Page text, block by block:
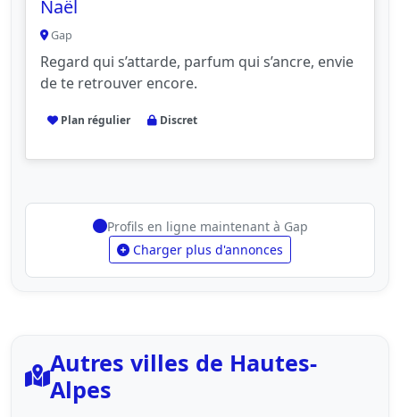
Naël
Gap
Regard qui s’attarde, parfum qui s’ancre, envie
de te retrouver encore.
Plan régulier Discret
Profils en ligne maintenant à Gap
Charger plus d'annonces
Autres villes de Hautes-
Alpes